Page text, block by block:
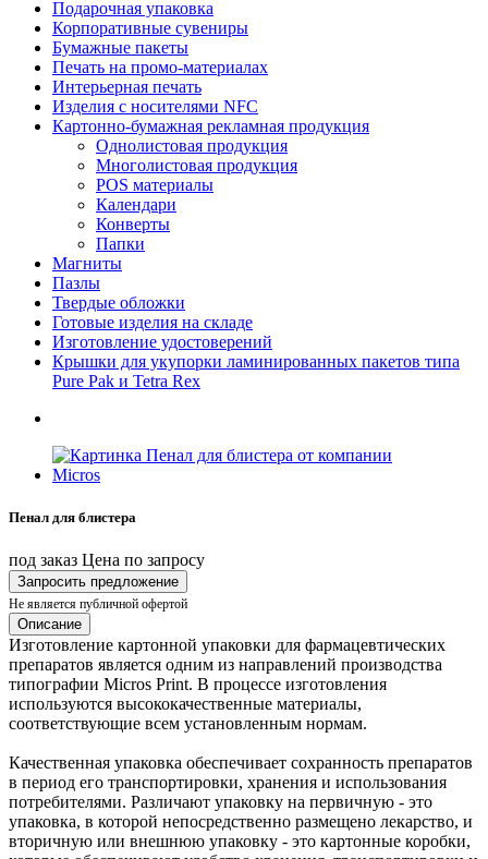
Подарочная упаковка
Корпоративные сувениры
Бумажные пакеты
Печать на промо-материалах
Интерьерная печать
Изделия с носителями NFC
Картонно-бумажная рекламная продукция
Однолистовая продукция
Многолистовая продукция
POS материалы
Календари
Конверты
Папки
Магниты
Пазлы
Твердые обложки
Готовые изделия на складе
Изготовление удостоверений
Крышки для укупорки ламинированных пакетов типа
Pure Pak и Tetra Rex
Пенал для блистера
под заказ Цена по запросу
Запросить предложение
Не является публичной офертой
Описание
Изготовление картонной упаковки для фармацевтических
препаратов является одним из направлений производства
типографии Micros Print. В процессе изготовления
используются высококачественные материалы,
соответствующие всем установленным нормам.
Качественная упаковка обеспечивает сохранность препаратов
в период его транспортировки, хранения и использования
потребителями. Различают упаковку на первичную - это
упаковка, в которой непосредственно размещено лекарство, и
вторичную или внешнюю упаковку - это картонные коробки,